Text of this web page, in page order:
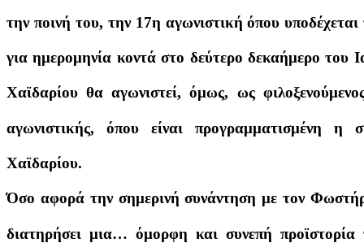
την ποινή του, την 17η αγωνιστική όπου
για ημερομηνία κοντά στο δεύτερο δεκαήμερο
Χαϊδαρίου θα αγωνιστεί, όμως, ως
αγωνιστικής, όπου είναι προγραμματισμένη
Χαϊδαρίου.
Όσο αφορά την σημερινή συνάντηση με τον
διατηρήσει μια… όμορφη και συνεπή προϊστορία